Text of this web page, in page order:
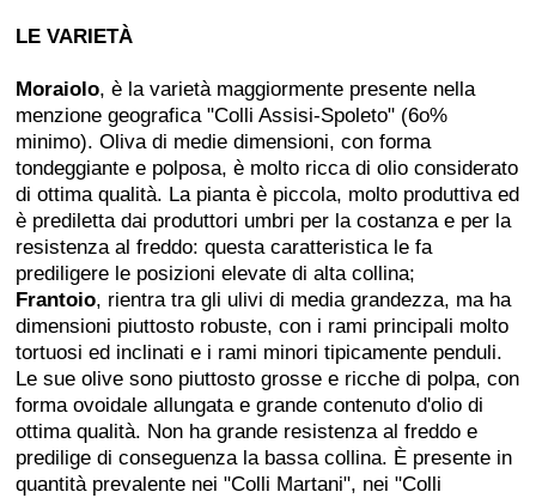
LE VARIETÀ
Moraiolo, è la varietà maggiormente presente nella
menzione geografica "Colli Assisi-Spoleto" (6o%
minimo). Oliva di medie dimensioni, con forma
tondeggiante e polposa, è molto ricca di olio considerato
di ottima qualità. La pianta è piccola, molto produttiva ed
è prediletta dai produttori umbri per la costanza e per la
resistenza al freddo: questa caratteristica le fa
prediligere le posizioni elevate di alta collina;
Frantoio, rientra tra gli ulivi di media grandezza, ma ha
dimensioni piuttosto robuste, con i rami principali molto
tortuosi ed inclinati e i rami minori tipicamente penduli.
Le sue olive sono piuttosto grosse e ricche di polpa, con
forma ovoidale allungata e grande contenuto d'olio di
ottima qualità. Non ha grande resistenza al freddo e
predilige di conseguenza la bassa collina. È presente in
quantità prevalente nei "Colli Martani", nei "Colli